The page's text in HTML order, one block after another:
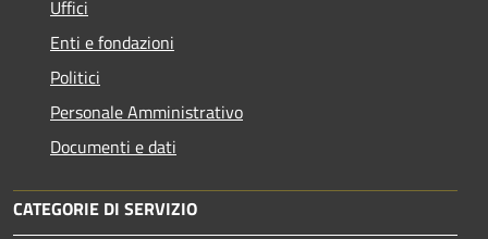
Uffici
Enti e fondazioni
Politici
Personale Amministrativo
Documenti e dati
CATEGORIE DI SERVIZIO